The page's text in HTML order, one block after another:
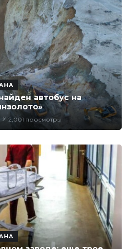
автобус на
2,001 просмотры